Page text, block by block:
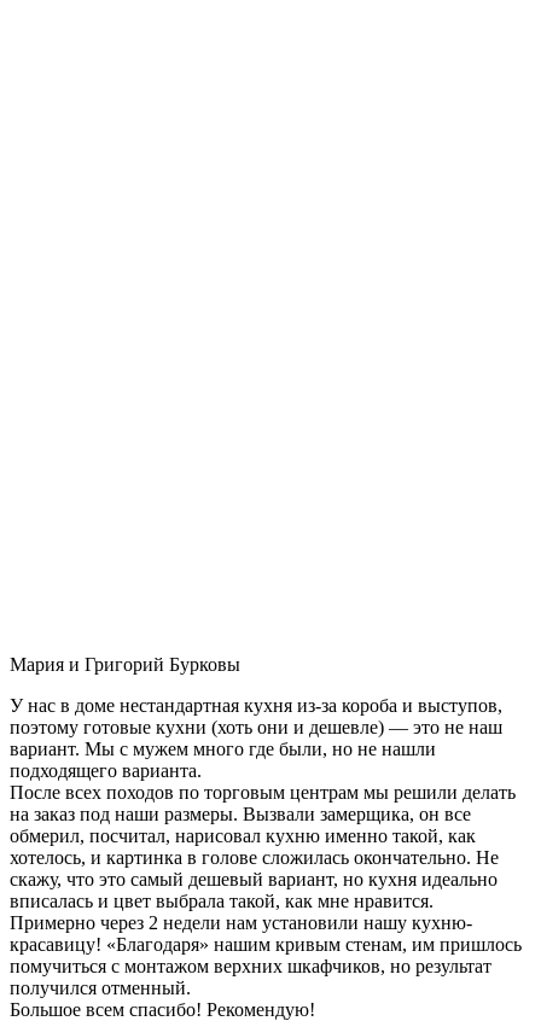
Мария и Григорий Бурковы
У нас в доме нестандартная кухня из-за короба и выступов,
поэтому готовые кухни (хоть они и дешевле) — это не наш
вариант. Мы с мужем много где были, но не нашли
подходящего варианта.
После всех походов по торговым центрам мы решили делать
на заказ под наши размеры. Вызвали замерщика, он все
обмерил, посчитал, нарисовал кухню именно такой, как
хотелось, и картинка в голове сложилась окончательно. Не
скажу, что это самый дешевый вариант, но кухня идеально
вписалась и цвет выбрала такой, как мне нравится.
Примерно через 2 недели нам установили нашу кухню-
красавицу! «Благодаря» нашим кривым стенам, им пришлось
помучиться с монтажом верхних шкафчиков, но результат
получился отменный.
Большое всем спасибо! Рекомендую!